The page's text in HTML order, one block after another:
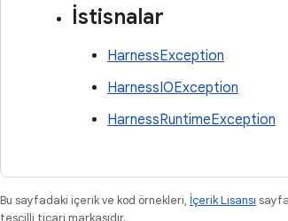
İstisnalar
HarnessException
HarnessIOException
HarnessRuntimeException
Bu sayfadaki içerik ve kod örnekleri, İçerik Lisansı
tescilli ticari markasıdır.